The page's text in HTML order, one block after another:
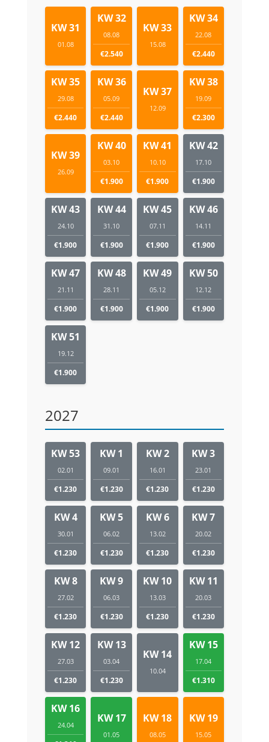
KW 31
01.08
KW 32
08.08
€2.540
KW 33
15.08
KW 34
22.08
€2.440
KW 35
29.08
€2.440
KW 36
05.09
€2.440
KW 37
12.09
KW 38
19.09
€2.300
KW 39
26.09
KW 40
03.10
€1.900
KW 41
10.10
€1.900
KW 42
17.10
€1.900
KW 43
24.10
€1.900
KW 44
31.10
€1.900
KW 45
07.11
€1.900
KW 46
14.11
€1.900
KW 47
21.11
€1.900
KW 48
28.11
€1.900
KW 49
05.12
€1.900
KW 50
12.12
€1.900
KW 51
19.12
€1.900
2027
KW 53
02.01
€1.230
KW 1
09.01
€1.230
KW 2
16.01
€1.230
KW 3
23.01
€1.230
KW 4
30.01
€1.230
KW 5
06.02
€1.230
KW 6
13.02
€1.230
KW 7
20.02
€1.230
KW 8
27.02
€1.230
KW 9
06.03
€1.230
KW 10
13.03
€1.230
KW 11
20.03
€1.230
KW 12
27.03
€1.230
KW 13
03.04
€1.230
KW 14
10.04
KW 15
17.04
€1.310
KW 16
24.04
KW 17
01.05
KW 18
08.05
KW 19
15.05